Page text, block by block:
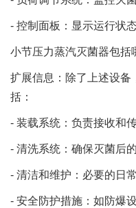
- 控制面板：显示运行状
小节压力蒸汽灭菌器包括
扩展信息：除了上述设备
括：
- 装载系统：负责接收和
- 清洗系统：确保灭菌后
- 清洁和维护：必要的日
- 安全防护措施：如防爆